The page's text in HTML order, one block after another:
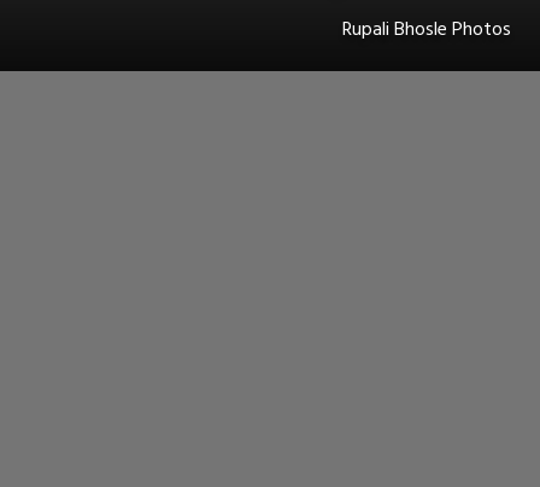
Rupali Bhosle Photos